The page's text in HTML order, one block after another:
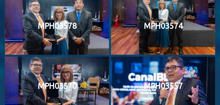
MPH03578 MPH03574
MPH03570 MPH03557